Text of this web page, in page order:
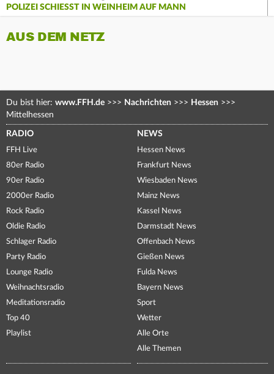
POLIZEI SCHIESST IN WEINHEIM AUF MANN
AUS DEM NETZ
Du bist hier: www.FFH.de >>> Nachrichten >>> Hessen >>>
Mittelhessen
RADIO
FFH Live
80er Radio
90er Radio
2000er Radio
Rock Radio
Oldie Radio
Schlager Radio
Party Radio
Lounge Radio
Weihnachtsradio
Meditationsradio
Top 40
Playlist
NEWS
Hessen News
Frankfurt News
Wiesbaden News
Mainz News
Kassel News
Darmstadt News
Offenbach News
Gießen News
Fulda News
Bayern News
Sport
Wetter
Alle Orte
Alle Themen